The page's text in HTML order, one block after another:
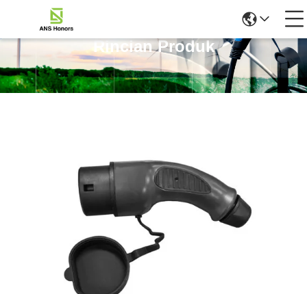
Rincian Produk